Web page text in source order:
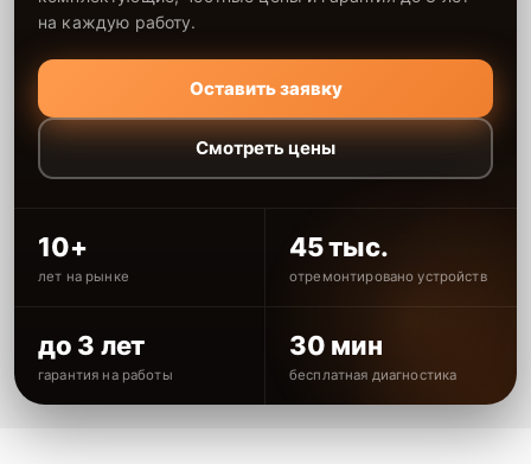
на каждую работу.
Оставить заявку
Смотреть цены
10+
лет на рынке
45 тыс.
отремонтировано устройств
до 3 лет
гарантия на работы
30 мин
бесплатная диагностика